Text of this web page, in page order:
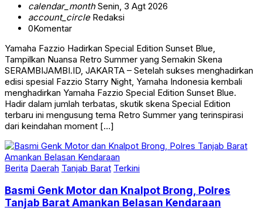
calendar_monthSenin, 3 Agt 2026
account_circleRedaksi
0Komentar
Yamaha Fazzio Hadirkan Special Edition Sunset Blue,
Tampilkan Nuansa Retro Summer yang Semakin Skena
SERAMBIJAMBI.ID, JAKARTA – Setelah sukses menghadirkan
edisi spesial Fazzio Starry Night, Yamaha Indonesia kembali
menghadirkan Yamaha Fazzio Special Edition Sunset Blue.
Hadir dalam jumlah terbatas, skutik skena Special Edition
terbaru ini mengusung tema Retro Summer yang terinspirasi
dari keindahan moment […]
Berita Daerah Tanjab Barat Terkini
Basmi Genk Motor dan Knalpot Brong, Polres
Tanjab Barat Amankan Belasan Kendaraan